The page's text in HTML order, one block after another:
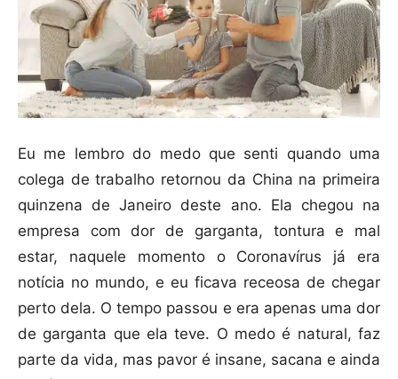
Eu me lembro do medo que senti quando uma
colega de trabalho retornou da China na primeira
quinzena de Janeiro deste ano. Ela chegou na
empresa com dor de garganta, tontura e mal
estar, naquele momento o Coronavírus já era
notícia no mundo, e eu ficava receosa de chegar
perto dela. O tempo passou e era apenas uma dor
de garganta que ela teve. O medo é natural, faz
parte da vida, mas pavor é insane, sacana e ainda